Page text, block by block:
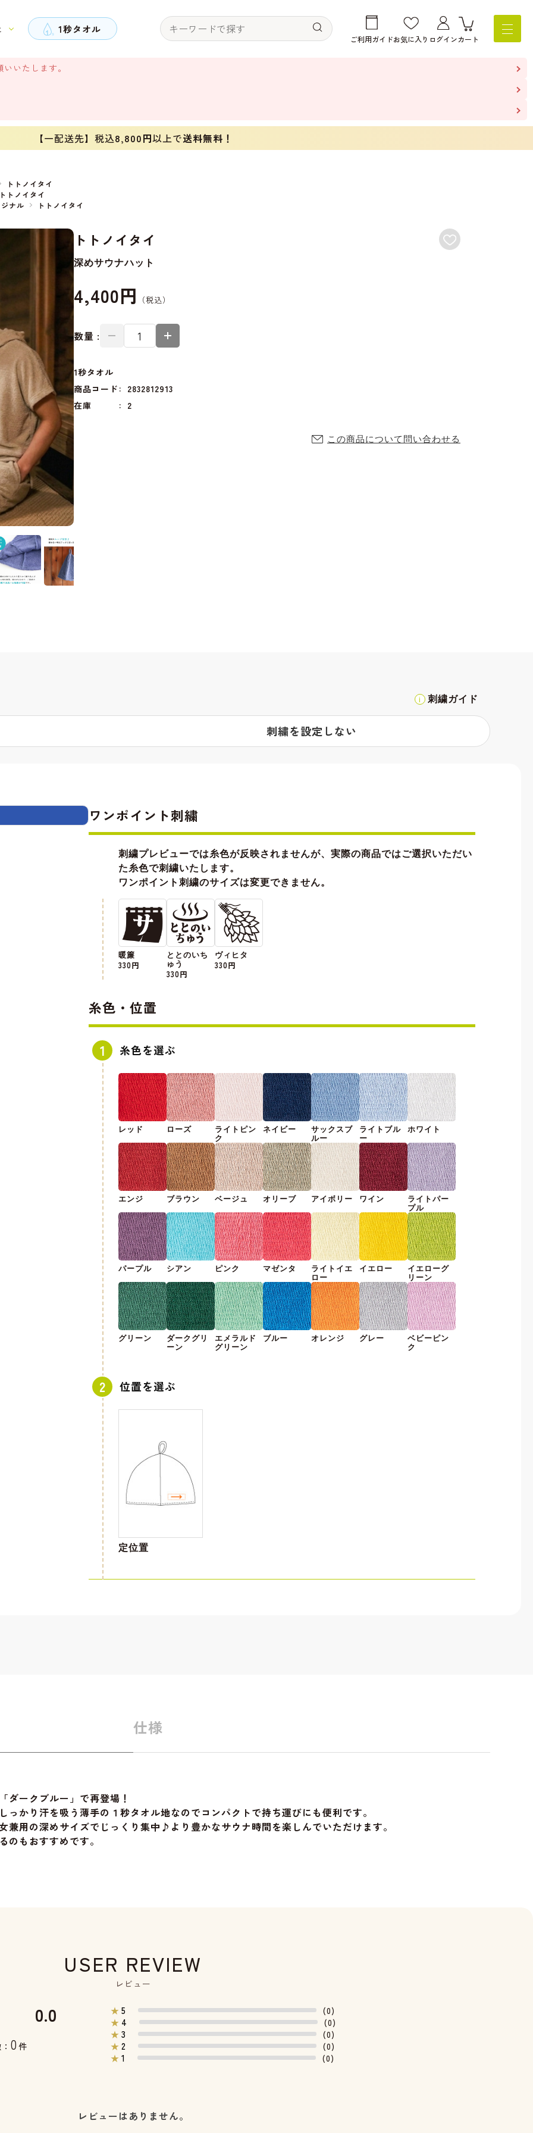
1秒タオル
ご利用ガイドお気に入り ログインカート
いたします。
【一配送先】税込8,800円以上で送料無料！
トトノイタイ
トトノイタイ
ナル トトノイタイ
トトノイタイ
深めサウナハット
4,400円
数量 :
1秒タオル
商品コード
2832812913
在庫
2
この商品について問い合わせる
刺繍ガイド
刺繍を設定しない
ワンポイント刺繍
刺繍プレビューでは糸色が反映されませんが、実際の商品ではご選択いただい
た糸色で刺繍いたします。
ワンポイント刺繍のサイズは変更できません。
暖簾
330円
ととのいち
ゅう
330円
ヴィヒタ
330円
糸色・位置
糸色を選ぶ
レッド ローズ
ライトピン
ク
ネイビー
サックスブ
ルー
ライトブル
ー
ホワイト
エンジ ブラウン ベージュ オリーブ アイボリー ワイン
ライトパー
プル
パープル シアン ピンク マゼンタ
ライトイエ
ロー
イエロー
イエローグ
リーン
グリーン
ダークグリ
ーン
エメラルド
グリーン
ブルー オレンジ グレー
ベビーピン
ク
位置を選ぶ
定位置
仕様
ダークブルー」で再登場！
かり汗を吸う薄手の１秒タオル地なのでコンパクトで持ち運びにも便利です。
兼用の深めサイズでじっくり集中♪より豊かなサウナ時間を楽しんでいただけます。
もおすすめです。
USER REVIEW
レビュー
0.0
0 件
★ 5
(0)
★ 4
(0)
★ 3
(0)
★ 2
(0)
★ 1 (0)
レビューはありません。